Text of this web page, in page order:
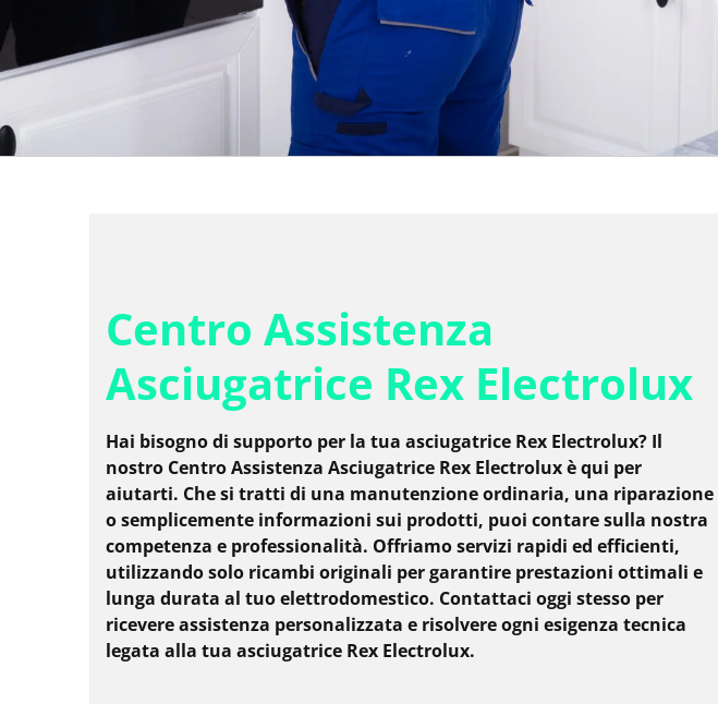
Centro Assistenza
Asciugatrice Rex Electrolux
Hai bisogno di supporto per la tua asciugatrice Rex Electrolux? Il
nostro Centro Assistenza Asciugatrice Rex Electrolux è qui per
aiutarti. Che si tratti di una manutenzione ordinaria, una riparazione
o semplicemente informazioni sui prodotti, puoi contare sulla nostra
competenza e professionalità. Offriamo servizi rapidi ed efficienti,
utilizzando solo ricambi originali per garantire prestazioni ottimali e
lunga durata al tuo elettrodomestico. Contattaci oggi stesso per
ricevere assistenza personalizzata e risolvere ogni esigenza tecnica
legata alla tua asciugatrice Rex Electrolux.